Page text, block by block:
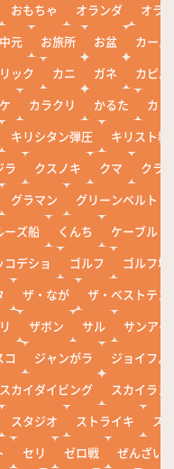
おもちゃ オランダ
オラ
元 お旅所 お盆
カー
ック カニ ガネ
カピバ
カラクリ かるた
カレ
キリシタン弾圧
キリスト教
ラ クスノキ クマ
クラ
グラマン
グリーンベルト
ーズ船 くんち
ケーブル
コデショ ゴルフ
ゴルフ場
ザ・なが
ザ・ベストテン
ザボン サル
サンアイ
コ ジャンがラ
ジョイフル
スカイダイビング
スカイラン
スタジオ ストライキ
ス
セリ ゼロ戦
ぜんざい